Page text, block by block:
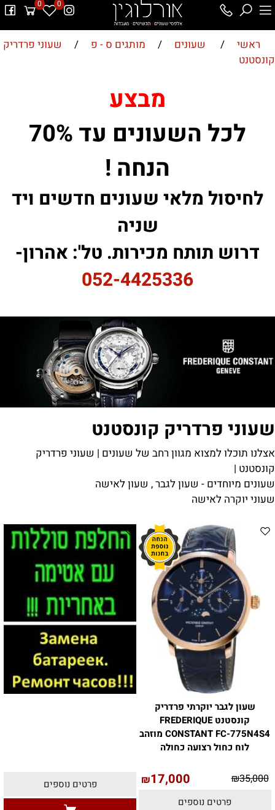
0 0
ראשי / שעונים / מותגים ס - פ /
שעוני פרדריק
קונסטנט
מבצע
לכל השעונים עד 70%
הנחה !
לחיסול מלאי שעונים חדשים ויד
שניה
דרוש תותח מכירות. טל': אהרון-
052-4425336
שעוני פרדריק קונסטנט
אצלנו תוכלו למצוא מגוון רחב של שעונים | שעוני פרדריק
קונסטנט |
שעונים מיוחדים - שעון לגבר , שעון לאישה
שעוני יוקרה לאישה
שעון לגבר יוקרתי פרדריק
קונסטנט FREDERIQUE
CONSTANT FC-775N4S4 מוזהב
לוח כחול רצועה כחולה
₪35,000
₪17,000
פרטים נוספים
פרטים נוספים